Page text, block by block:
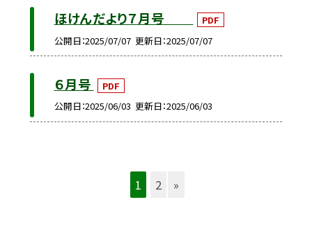
ほけんだより７月号
PDF
公開日 2025/07/07 更新日 2025/07/07
６月号
PDF
公開日 2025/06/03 更新日 2025/06/03
1 2 »